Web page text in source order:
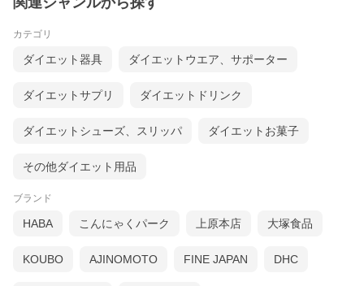
カテゴリ
ダイエット器具 ダイエットウエア、サポーター
ダイエットサプリ ダイエットドリンク
ダイエットシューズ、スリッパ ダイエットお菓子
その他ダイエット用品
ブランド
HABA こんにゃくパーク 上原本店 大塚食品
KOUBO AJINOMOTO FINE JAPAN DHC